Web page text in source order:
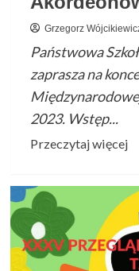
Grzegorz
Państwowa
zaprasza na
2023. Wstęp...
Przeczytaj więcej
o
–